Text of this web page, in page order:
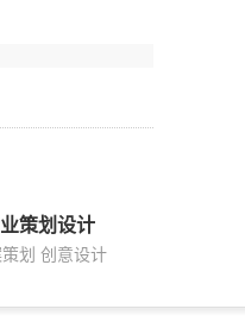
策划设计
划 创意设计